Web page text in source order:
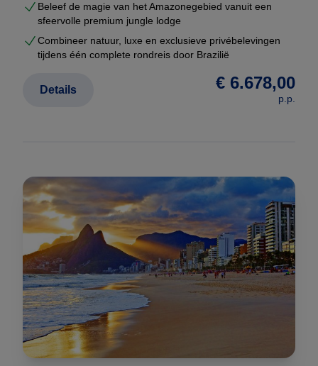
een pakketreis.
Bij Brazilië Reis Specialist is dat niet het geval.
Dankzij onze vaste partners in Brazilië en directe
contracten werken wij zonder dure tussenschakels.
Ondersteuning tijdens uw reis
Tijdens uw rondreis wordt u op iedere bestemming
opgevangen en begeleid. Transfers, excursies en
hotels zijn vooraf afgestemd. Via ons lokale netwerk is
er altijd ondersteuning beschikbaar.
U reist individueel — maar nooit alleen.
Waarom Brazilië Reis Specialist?
Beleef de magie van het Amazonegebied vanuit een
sfeervolle premium jungle lodge
Combineer natuur, luxe en exclusieve privébelevingen
tijdens één complete rondreis door Brazilië
€ 6.678,00
p.p.
Details